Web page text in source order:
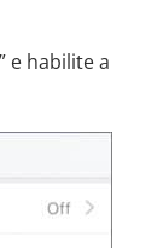
e habilite a